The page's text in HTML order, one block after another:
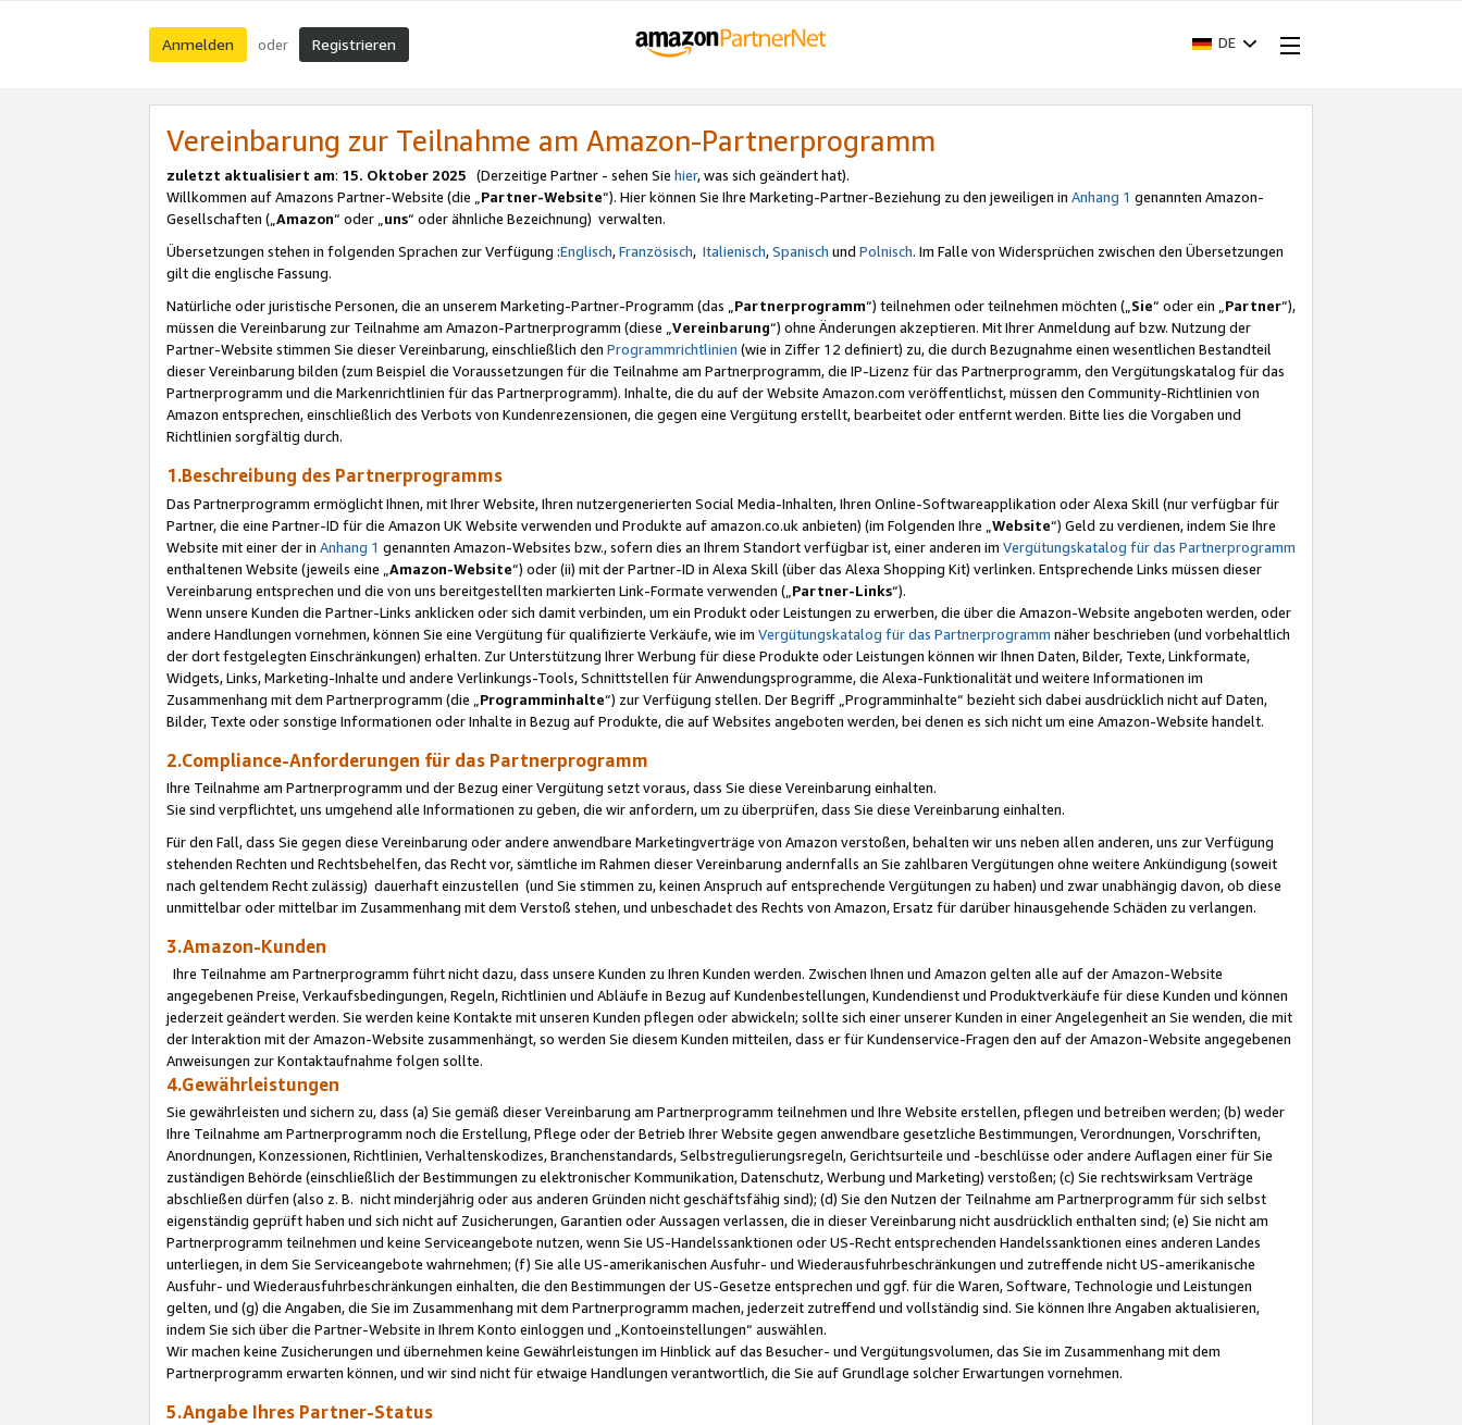
Anmelden oder Registrieren DE
Vereinbarung zur Teilnahme am Amazon-Partnerprogramm
zuletzt aktualisiert am: 15. Oktober 2025 (Derzeitige Partner - sehen Sie hier, was sich geändert hat).
Willkommen auf Amazons Partner-Website (die „Partner-Website“). Hier können Sie Ihre Marketing-Partner-Beziehung zu den jeweiligen in Anhang 1 genannten Amazon-
Gesellschaften („Amazon“ oder „uns“ oder ähnliche Bezeichnung) verwalten.
Übersetzungen stehen in folgenden Sprachen zur Verfügung :Englisch,Französisch, Italienisch,Spanisch und Polnisch. Im Falle von Widersprüchen zwischen den Übersetzungen
gilt die englische Fassung.
Natürliche oder juristische Personen, die an unserem Marketing-Partner-Programm (das „Partnerprogramm“) teilnehmen oder teilnehmen möchten („Sie“ oder ein „Partner“),
müssen die Vereinbarung zur Teilnahme am Amazon-Partnerprogramm (diese „Vereinbarung“) ohne Änderungen akzeptieren. Mit Ihrer Anmeldung auf bzw. Nutzung der
Partner-Website stimmen Sie dieser Vereinbarung, einschließlich den Programmrichtlinien (wie in Ziffer 12 definiert) zu, die durch Bezugnahme einen wesentlichen Bestandteil
dieser Vereinbarung bilden (zum Beispiel die Voraussetzungen für die Teilnahme am Partnerprogramm, die IP-Lizenz für das Partnerprogramm, den Vergütungskatalog für das
Partnerprogramm und die Markenrichtlinien für das Partnerprogramm). Inhalte, die du auf der Website Amazon.com veröffentlichst, müssen den Community-Richtlinien von
Amazon entsprechen, einschließlich des Verbots von Kundenrezensionen, die gegen eine Vergütung erstellt, bearbeitet oder entfernt werden. Bitte lies die Vorgaben und
Richtlinien sorgfältig durch.
1.Beschreibung des Partnerprogramms
Das Partnerprogramm ermöglicht Ihnen, mit Ihrer Website, Ihren nutzergenerierten Social Media-Inhalten, Ihren Online-Softwareapplikation oder Alexa Skill (nur verfügbar für
Partner, die eine Partner-ID für die Amazon UK Website verwenden und Produkte auf amazon.co.uk anbieten) (im Folgenden Ihre „ Website“) Geld zu verdienen, indem Sie Ihre
Website mit einer der in Anhang 1 genannten Amazon-Websites bzw., sofern dies an Ihrem Standort verfügbar ist, einer anderen im Vergütungskatalog für das Partnerprogramm
enthaltenen Website (jeweils eine „ Amazon-Website“) oder (ii) mit der Partner-ID in Alexa Skill (über das Alexa Shopping Kit) verlinken. Entsprechende Links müssen dieser
Vereinbarung entsprechen und die von uns bereitgestellten markierten Link-Formate verwenden („ Partner-Links“).
Wenn unsere Kunden die Partner-Links anklicken oder sich damit verbinden, um ein Produkt oder Leistungen zu erwerben, die über die Amazon-Website angeboten werden, oder
andere Handlungen vornehmen, können Sie eine Vergütung für qualifizierte Verkäufe, wie im Vergütungskatalog für das Partnerprogramm näher beschrieben (und vorbehaltlich
der dort festgelegten Einschränkungen) erhalten. Zur Unterstützung Ihrer Werbung für diese Produkte oder Leistungen können wir Ihnen Daten, Bilder, Texte, Linkformate,
Widgets, Links, Marketing-Inhalte und andere Verlinkungs-Tools, Schnittstellen für Anwendungsprogramme, die Alexa-Funktionalität und weitere Informationen im
Zusammenhang mit dem Partnerprogramm (die „ Programminhalte“) zur Verfügung stellen. Der Begriff „Programminhalte“ bezieht sich dabei ausdrücklich nicht auf Daten,
Bilder, Texte oder sonstige Informationen oder Inhalte in Bezug auf Produkte, die auf Websites angeboten werden, bei denen es sich nicht um eine Amazon-Website handelt.
2.Compliance-Anforderungen für das Partnerprogramm
Ihre Teilnahme am Partnerprogramm und der Bezug einer Vergütung setzt voraus, dass Sie diese Vereinbarung einhalten.
Sie sind verpflichtet, uns umgehend alle Informationen zu geben, die wir anfordern, um zu überprüfen, dass Sie diese Vereinbarung einhalten.
Für den Fall, dass Sie gegen diese Vereinbarung oder andere anwendbare Marketingverträge von Amazon verstoßen, behalten wir uns neben allen anderen, uns zur Verfügung
stehenden Rechten und Rechtsbehelfen, das Recht vor, sämtliche im Rahmen dieser Vereinbarung andernfalls an Sie zahlbaren Vergütungen ohne weitere Ankündigung (soweit
nach geltendem Recht zulässig) dauerhaft einzustellen (und Sie stimmen zu, keinen Anspruch auf entsprechende Vergütungen zu haben) und zwar unabhängig davon, ob diese
unmittelbar oder mittelbar im Zusammenhang mit dem Verstoß stehen, und unbeschadet des Rechts von Amazon, Ersatz für darüber hinausgehende Schäden zu verlangen.
3.Amazon-Kunden
Ihre Teilnahme am Partnerprogramm führt nicht dazu, dass unsere Kunden zu Ihren Kunden werden. Zwischen Ihnen und Amazon gelten alle auf der Amazon-Website
angegebenen Preise, Verkaufsbedingungen, Regeln, Richtlinien und Abläufe in Bezug auf Kundenbestellungen, Kundendienst und Produktverkäufe für diese Kunden und können
jederzeit geändert werden. Sie werden keine Kontakte mit unseren Kunden pflegen oder abwickeln; sollte sich einer unserer Kunden in einer Angelegenheit an Sie wenden, die mit
der Interaktion mit der Amazon-Website zusammenhängt, so werden Sie diesem Kunden mitteilen, dass er für Kundenservice-Fragen den auf der Amazon-Website angegebenen
Anweisungen zur Kontaktaufnahme folgen sollte.
4.Gewährleistungen
Sie gewährleisten und sichern zu, dass (a) Sie gemäß dieser Vereinbarung am Partnerprogramm teilnehmen und Ihre Website erstellen, pflegen und betreiben werden; (b) weder
Ihre Teilnahme am Partnerprogramm noch die Erstellung, Pflege oder der Betrieb Ihrer Website gegen anwendbare gesetzliche Bestimmungen, Verordnungen, Vorschriften,
Anordnungen, Konzessionen, Richtlinien, Verhaltenskodizes, Branchenstandards, Selbstregulierungsregeln, Gerichtsurteile und -beschlüsse oder andere Auflagen einer für Sie
zuständigen Behörde (einschließlich der Bestimmungen zu elektronischer Kommunikation, Datenschutz, Werbung und Marketing) verstoßen; (c) Sie rechtswirksam Verträge
abschließen dürfen (also z. B. nicht minderjährig oder aus anderen Gründen nicht geschäftsfähig sind); (d) Sie den Nutzen der Teilnahme am Partnerprogramm für sich selbst
eigenständig geprüft haben und sich nicht auf Zusicherungen, Garantien oder Aussagen verlassen, die in dieser Vereinbarung nicht ausdrücklich enthalten sind; (e) Sie nicht am
Partnerprogramm teilnehmen und keine Serviceangebote nutzen, wenn Sie US-Handelssanktionen oder US-Recht entsprechenden Handelssanktionen eines anderen Landes
unterliegen, in dem Sie Serviceangebote wahrnehmen; (f) Sie alle US-amerikanischen Ausfuhr- und Wiederausfuhrbeschränkungen und zutreffende nicht US-amerikanische
Ausfuhr- und Wiederausfuhrbeschränkungen einhalten, die den Bestimmungen der US-Gesetze entsprechen und ggf. für die Waren, Software, Technologie und Leistungen
gelten, und (g) die Angaben, die Sie im Zusammenhang mit dem Partnerprogramm machen, jederzeit zutreffend und vollständig sind. Sie können Ihre Angaben aktualisieren,
indem Sie sich über die Partner-Website in Ihrem Konto einloggen und „Kontoeinstellungen“ auswählen.
Wir machen keine Zusicherungen und übernehmen keine Gewährleistungen im Hinblick auf das Besucher- und Vergütungsvolumen, das Sie im Zusammenhang mit dem
Partnerprogramm erwarten können, und wir sind nicht für etwaige Handlungen verantwortlich, die Sie auf Grundlage solcher Erwartungen vornehmen.
5.Angabe Ihres Partner-Status